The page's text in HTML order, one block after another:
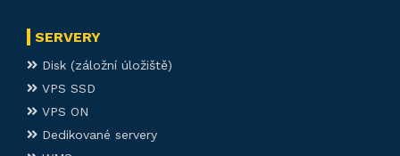
SERVERY
Disk (záložní úložiště)
VPS SSD
VPS ON
Dedikované servery